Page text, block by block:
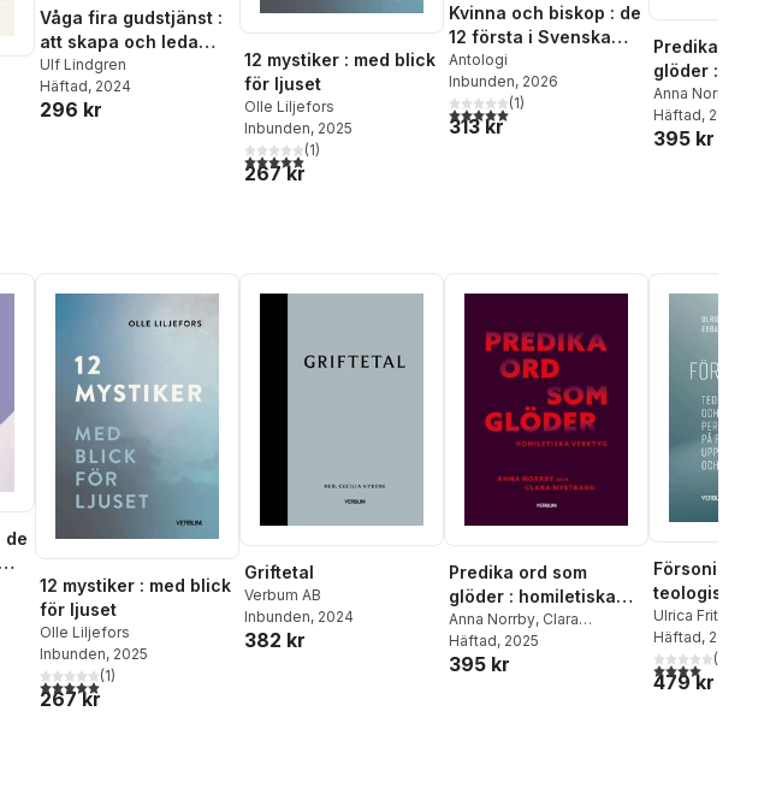
Våga fira gudstjänst :
att skapa och leda
andakter
Ulf Lindgren
Häftad, 2024
296 kr
12 mystiker : med blick
för ljuset
Olle Liljefors
Inbunden, 2025
5,0utav 5 stjärnor. Totalt antal röster:
(1)
267 kr
Kvinna och biskop : de
12 första i Svenska
kyrkan
Antologi
Inbunden, 2026
5,0utav 5 stjärnor. Totalt antal röster:
(1)
313 kr
Predika ord
glöder :
verktyg
Anna Norrby
Nystrand
Häftad, 2025
395 kr
de
antal röster:
12 mystiker : med blick
för ljuset
Olle Liljefors
Inbunden, 2025
5,0utav 5 stjärnor. Totalt antal röster:
(1)
267 kr
Griftetal
Verbum AB
Inbunden, 2024
382 kr
Predika ord som
glöder : homiletiska
verktyg
Anna Norrby, Clara
Nystrand
Häftad, 2025
395 kr
Försoningens
teologiska
diakonala
på försoning,
upprättelse
Ulrica Fritzson
Älverbrandt
Häftad, 2022
4,0utav 5(
479 kr